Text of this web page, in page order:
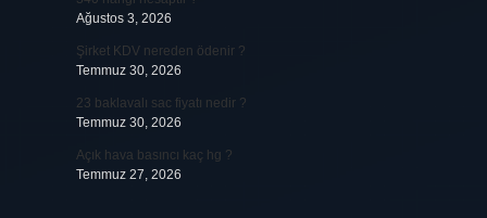
Ağustos 3, 2026
Şirket KDV nereden ödenir ?
Temmuz 30, 2026
23 baklavalı sac fiyatı nedir ?
Temmuz 30, 2026
Açık hava basıncı kaç hg ?
Temmuz 27, 2026